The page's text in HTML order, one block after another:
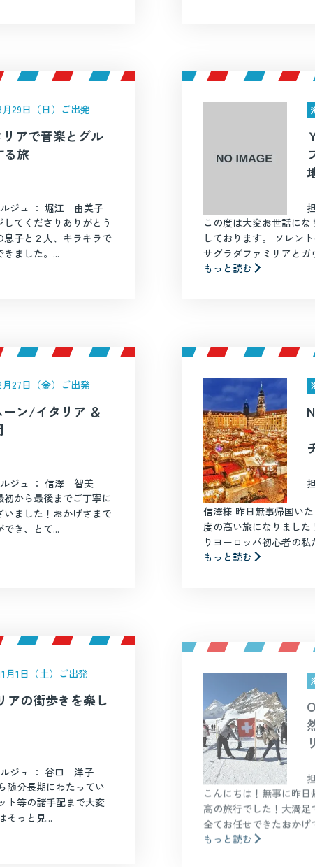
月29日（日）ご出発
アで音楽とグル
る旅
ジュ ： 堀江 由美子
てくださりありがとう
子と２人、キラキラで
ました。...
この度は大変お世話に
しております。 ソレン
サグラダファミリアとガ
もっと読む
月27日（金）ご出発
ン/イタリア ＆
ジュ ： 信澤 智美
から最後までご丁寧に
ました！おかげさまで
き、とて...
信澤様 昨日無事帰国い
度の高い旅になりまし
りヨーロッパ初心者の
もっと読む
月1日（土）ご出発
アの街歩きを楽し
ジュ ： 谷口 洋子
随分長期にわたってい
ト等の諸手配まで大変
そっと見...
こんにちは！無事に昨
高の旅行でした！大満
全てお任せできたおか
もっと読む